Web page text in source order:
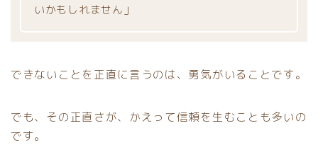
いかもしれません」
できないことを正直に言うのは、勇気がいることです。
でも、その正直さが、かえって信頼を生むことも多いの
です。